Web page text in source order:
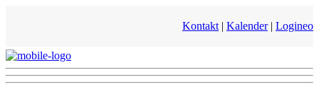
Kontakt | Kalender| Logineo